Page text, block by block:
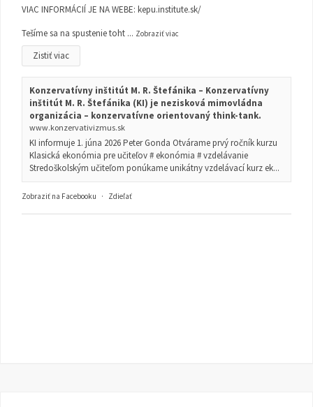
VIAC INFORMÁCIÍ JE NA WEBE: kepu.institute.sk/
Tešíme sa na spustenie toht ... Zobraziť viac
Zistiť viac
Konzervatívny inštitút M. R. Štefánika – Konzervatívny
inštitút M. R. Štefánika (KI) je nezisková mimovládna
organizácia – konzervatívne orientovaný think-tank.
www.konzervativizmus.sk
KI informuje 1. júna 2026 Peter Gonda Otvárame prvý ročník kurzu
Klasická ekonómia pre učiteľov # ekonómia # vzdelávanie
Stredoškolským učiteľom ponúkame unikátny vzdelávací kurz ek...
Zobraziť na Facebooku · Zdieľať